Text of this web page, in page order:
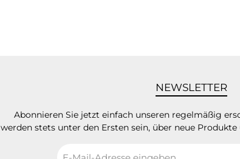
NEWSLETTER
Abonnieren Sie jetzt einfach unseren regelmäßig
werden stets unter den Ersten sein, über neue